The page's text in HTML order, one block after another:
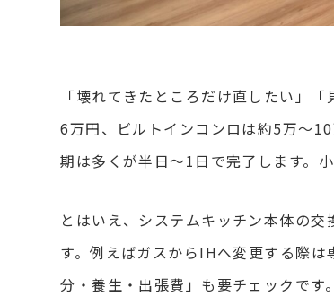
「壊れてきたところだけ直したい」
6万円、ビルトインコンロは約5万〜
期は多くが半日〜1日で完了します。
とはいえ、システムキッチン本体の
す。例えばガスからIHへ変更する際
分・養生・出張費」も要チェックです。